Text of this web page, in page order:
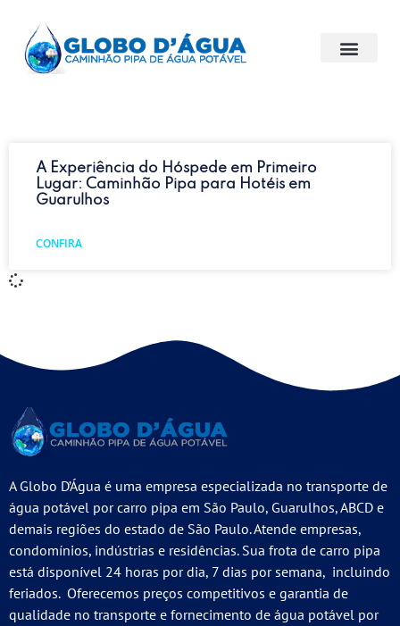
A Experiência do Hóspede em Primeiro
Lugar: Caminhão Pipa para Hotéis em
Guarulhos
CONFIRA
A Globo D’Água é uma empresa especializada no transporte de
água potável por carro pipa em São Paulo, Guarulhos, ABCD e
demais regiões do estado de São Paulo. Atende empresas,
condomínios, indústrias e residências. Sua frota de carro pipa
está disponível 24 horas por dia, 7 dias por semana, incluindo
feriados. Oferecemos preços competitivos e garantia de
qualidade no transporte e fornecimento de água potável por